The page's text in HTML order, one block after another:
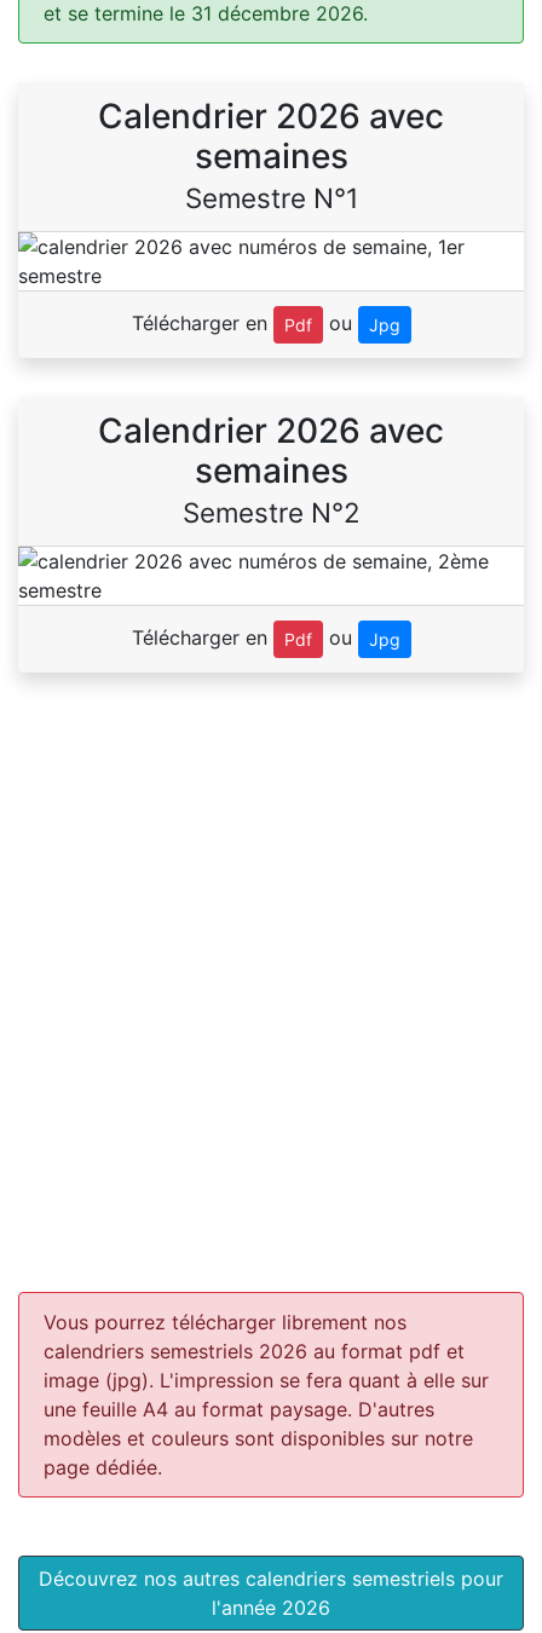
et se termine le 31 décembre 2026.
Calendrier 2026 avec
semaines
Semestre N°1
Télécharger en Pdf ou Jpg
Calendrier 2026 avec
semaines
Semestre N°2
Télécharger en Pdf ou Jpg
Vous pourrez télécharger librement nos
calendriers semestriels 2026 au format pdf et
image (jpg). L'impression se fera quant à elle sur
une feuille A4 au format paysage. D'autres
modèles et couleurs sont disponibles sur notre
page dédiée.
Découvrez nos autres calendriers semestriels pour
l'année 2026